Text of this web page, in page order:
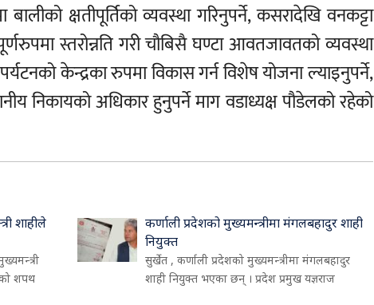
क्षतीपूर्तिको व्यवस्था गरिनुपर्ने, कसरादेखि वनकट्टा
स्तरोन्नति गरी चौबिसै घण्टा आवतजावतको व्यवस्था
केन्द्रका रुपमा विकास गर्न विशेष योजना ल्याइनुपर्ने,
निकायको अधिकार हुनुपर्ने माग वडाध्यक्ष पौडेलको रहेको
शाहीले
शपथ
कर्णाली प्रदेशको मुख्यमन्त्रीमा मंगलबहादुर शाही
नियुक्त
सुर्खेत , कर्णाली प्रदेशको मुख्यमन्त्रीमा मंगलबहादुर
शाही नियुक्त भएका छन् । प्रदेश प्रमुख यज्ञराज